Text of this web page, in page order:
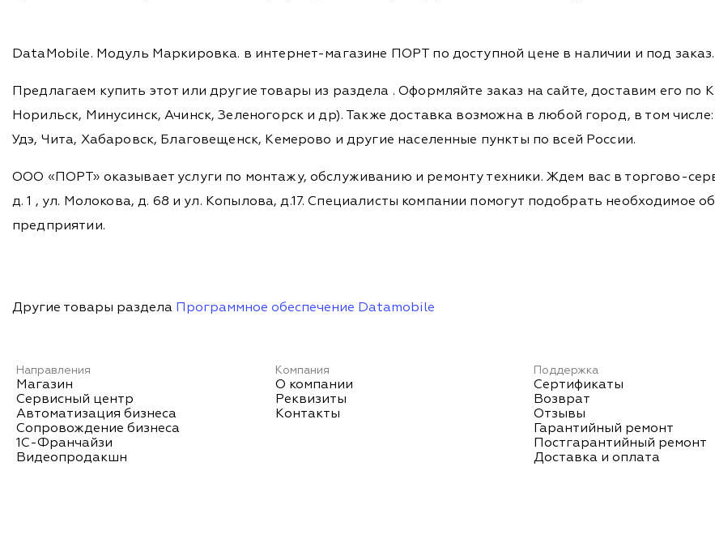
DataMobile. Модуль Маркировка. в интернет-магазине ПОРТ по доступной цене в наличии и под заказ.
Предлагаем купить этот или другие товары из раздела . Оформляйте заказ на сайте, доставим его по
Норильск, Минусинск, Ачинск, Зеленогорск и др). Также доставка возможна в любой город, в том
Удэ, Чита, Хабаровск, Благовещенск, Кемерово и другие населенные пункты по всей России.
ООО «ПОРТ» оказывает услуги по монтажу, обслуживанию и ремонту техники. Ждем вас в торгово-
д. 1 , ул. Молокова, д. 68 и ул. Копылова, д.17. Специалисты компании помогут подобрать необходимое
предприятии.
Другие товары раздела Программное обеспечение Datamobile
Направления
Магазин
Сервисный центр
Автоматизация бизнеса
Сопровождение бизнеса
1С-Франчайзи
Видеопродакшн
Компания
О компании
Реквизиты
Контакты
Поддержка
Сертификаты
Возврат
Отзывы
Гарантийный ремонт
Постгарантийный ремонт
Доставка и оплата